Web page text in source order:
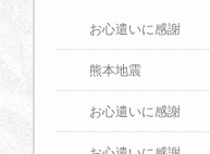
お心遣いに感謝
熊本地震
お心遣いに感謝